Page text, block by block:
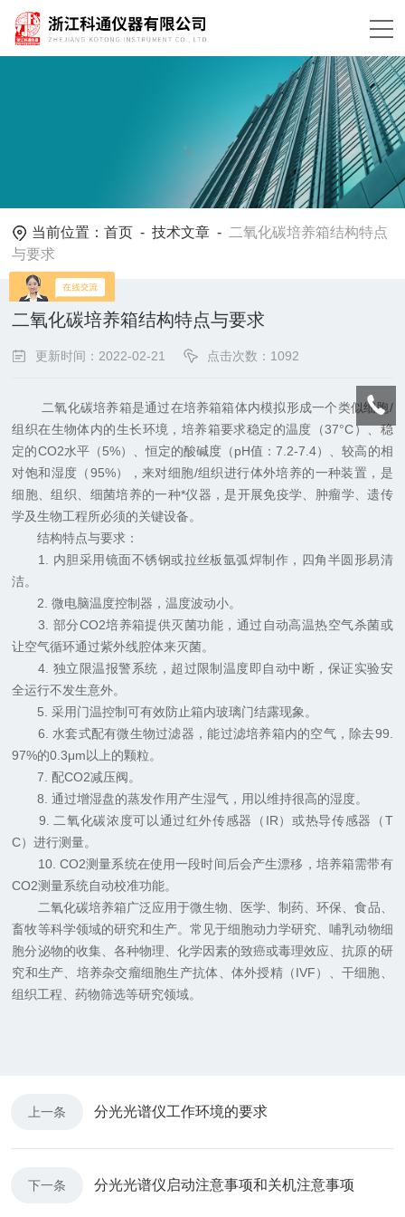
当前位置：首页 -技术文章 - 二氧化碳培养箱结构特点
与要求
二氧化碳培养箱结构特点与要求
更新时间：2022-02-21 点击次数：1092
二氧化碳培养箱是通过在培养箱箱体内模拟形成一个类似细胞/
组织在生物体内的生长环境，培养箱要求稳定的温度（37°C）、稳
定的CO2水平（5%）、恒定的酸碱度（pH值：7.2-7.4）、较高的相
对饱和湿度（95%），来对细胞/组织进行体外培养的一种装置，是
细胞、组织、细菌培养的一种*仪器，是开展免疫学、肿瘤学、遗传
学及生物工程所必须的关键设备。
结构特点与要求：
1. 内胆采用镜面不锈钢或拉丝板氩弧焊制作，四角半圆形易清
洁。
2. 微电脑温度控制器，温度波动小。
3. 部分CO2培养箱提供灭菌功能，通过自动高温热空气杀菌或
让空气循环通过紫外线腔体来灭菌。
4. 独立限温报警系统，超过限制温度即自动中断，保证实验安
全运行不发生意外。
5. 采用门温控制可有效防止箱内玻璃门结露现象。
6. 水套式配有微生物过滤器，能过滤培养箱内的空气，除去99.
97%的0.3μm以上的颗粒。
7. 配CO2减压阀。
8. 通过增湿盘的蒸发作用产生湿气，用以维持很高的湿度。
9. 二氧化碳浓度可以通过红外传感器（IR）或热导传感器（T
C）进行测量。
10. CO2测量系统在使用一段时间后会产生漂移，培养箱需带有
CO2测量系统自动校准功能。
二氧化碳培养箱广泛应用于微生物、医学、制药、环保、食品、
畜牧等科学领域的研究和生产。常见于细胞动力学研究、哺乳动物细
胞分泌物的收集、各种物理、化学因素的致癌或毒理效应、抗原的研
究和生产、培养杂交瘤细胞生产抗体、体外授精（IVF）、干细胞、
组织工程、药物筛选等研究领域。
上一条 分光光谱仪工作环境的要求
下一条 分光光谱仪启动注意事项和关机注意事项